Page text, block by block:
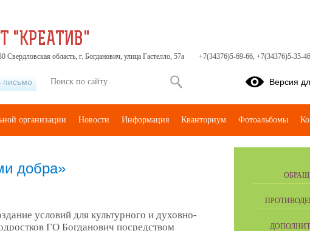
добра»
условий для культурного и духовно-
ГО Богданович посредством
"КРЕАТИВ"
Свердловская область, г. Богданович, улица Гастелло, 57а +7(34376)5-69-66, +7(34376)5-35-46
письмо Версия
организации Новости Информация Кванториум Фотоальбомы